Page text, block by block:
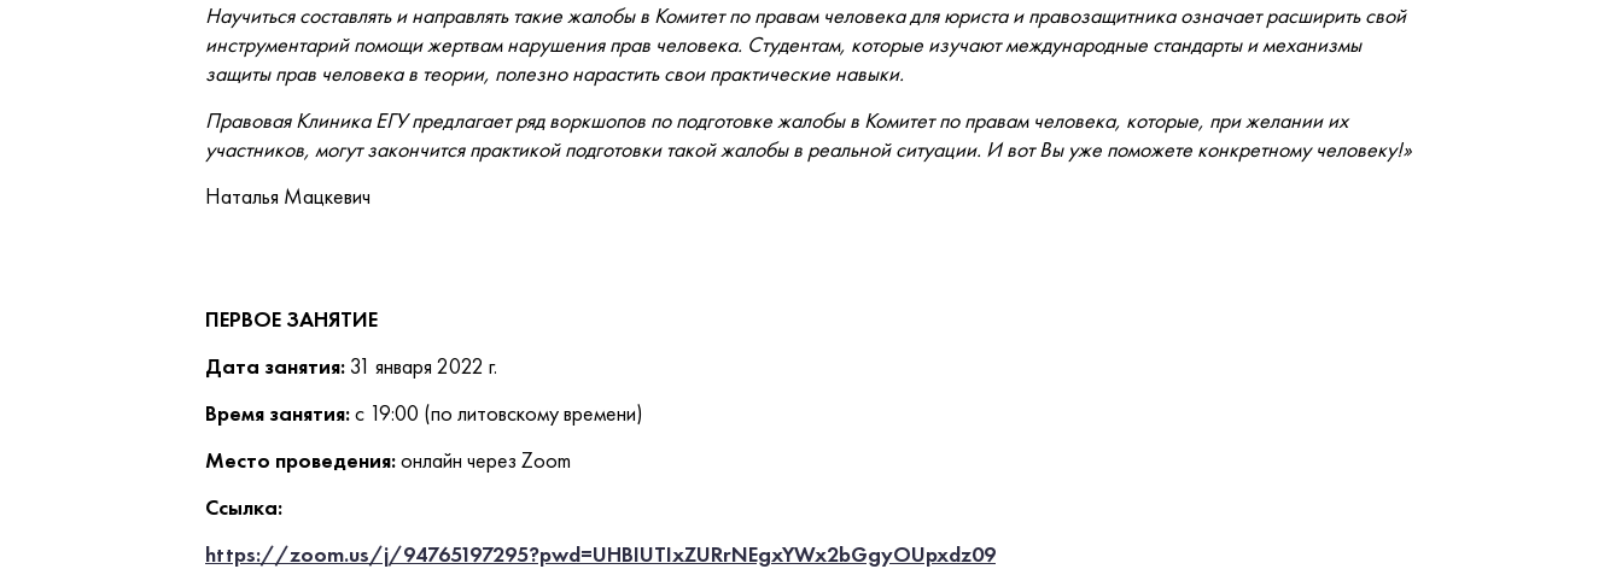
Научиться составлять и направлять такие жалобы в Комитет по правам человека для юриста и правозащитника означает расширить свой
инструментарий помощи жертвам нарушения прав человека. Студентам, которые изучают международные стандарты и механизмы
защиты прав человека в теории, полезно нарастить свои практические навыки.
Правовая Клиника ЕГУ предлагает ряд воркшопов по подготовке жалобы в Комитет по правам человека, которые, при желании их
участников, могут закончится практикой подготовки такой жалобы в реальной ситуации. И вот Вы уже поможете конкретному человеку!»
Наталья Мацкевич
ПЕРВОЕ ЗАНЯТИЕ
Дата занятия: 31 января 2022 г.
Время занятия:с 19:00 (по литовскому времени)
Место проведения:онлайн через Zoom
Ссылка:
https://zoom.us/j/94765197295?pwd=UHBIUTIxZURrNEgxYWx2bGgyOUpxdz09